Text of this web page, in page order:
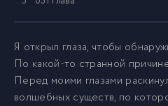
6 032 глава
7 033 глава
Я открыл глаза, чтобы
По какой-то странной
Перед моими глазами
волшебных существ, по